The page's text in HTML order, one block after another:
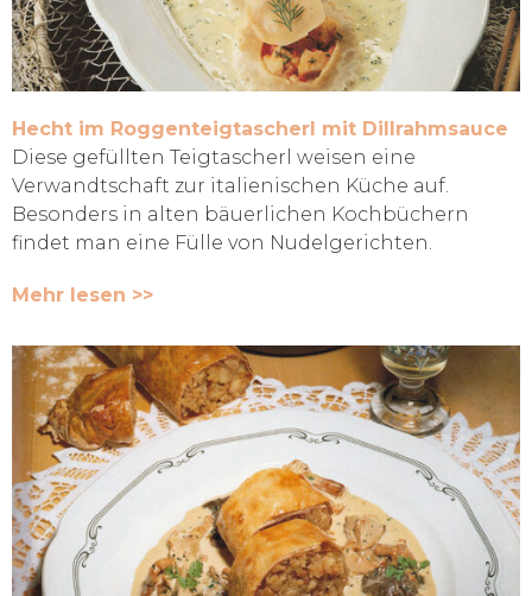
Hecht im Roggenteigtascherl mit Dillrahmsauce
Diese gefüllten Teigtascherl weisen eine
Verwandtschaft zur italienischen Küche auf.
Besonders in alten bäuerlichen Kochbüchern
findet man eine Fülle von Nudelgerichten.
Mehr lesen >>